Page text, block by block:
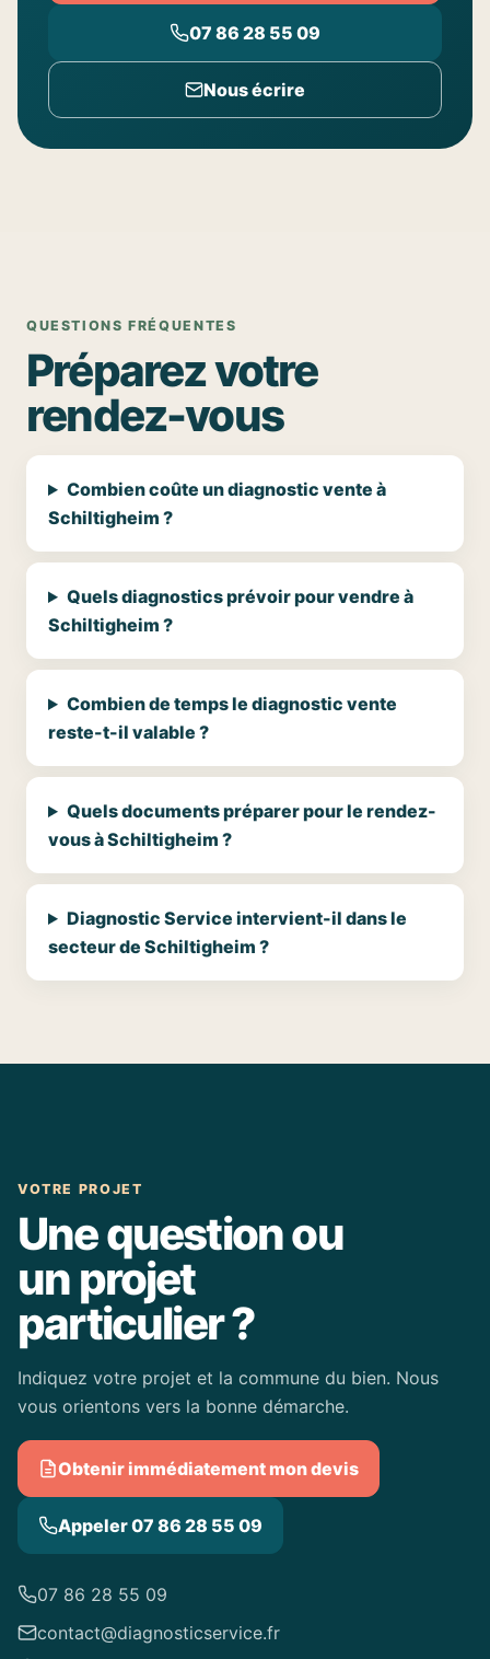
07 86 28 55 09
Nous écrire
QUESTIONS FRÉQUENTES
Préparez votre
rendez-vous
Combien coûte un diagnostic vente à
Schiltigheim ?
Quels diagnostics prévoir pour vendre à
Schiltigheim ?
Combien de temps le diagnostic vente
reste-t-il valable ?
Quels documents préparer pour le rendez-
vous à Schiltigheim ?
Diagnostic Service intervient-il dans le
secteur de Schiltigheim ?
VOTRE PROJET
Une question ou
un projet
particulier ?
Indiquez votre projet et la commune du bien. Nous
vous orientons vers la bonne démarche.
Obtenir immédiatement mon devis
Appeler 07 86 28 55 09
07 86 28 55 09
contact@diagnosticservice.fr